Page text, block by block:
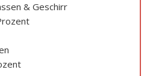
& Geschirr